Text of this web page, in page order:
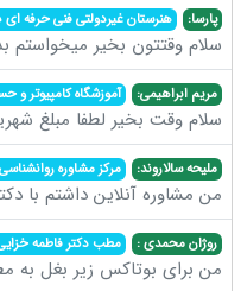
پارسا: هنرستان غیردولتی فنی حرفه
سلام وقتتون بخیر میخواستم
مریم ابراهیمی: آموزشگاه کامپیوتر و
سلام وقت بخیر لطفا مبلغ
ملیحه سالاروند: مرکز مشاوره
من مشاوره آنلاین داشتم با
روژان محمدی : مطب دکتر فاطمه
من برای بوتاکس زیر بغل به